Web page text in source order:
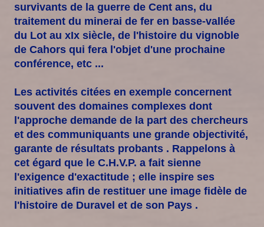
survivants de la guerre de Cent ans, du
traitement du minerai de fer en basse-vallée
du Lot au xIx siècle, de l'histoire du vignoble
de Cahors qui fera l'objet d'une prochaine
conférence, etc ...
Les activités citées en exemple concernent
souvent des domaines complexes dont
l'approche demande de la part des chercheurs
et des communiquants une grande objectivité,
garante de résultats probants . Rappelons à
cet égard que le C.H.V.P. a fait sienne
l'exigence d'exactitude ; elle inspire ses
initiatives afin de restituer une image fidèle de
l'histoire de Duravel et de son Pays .